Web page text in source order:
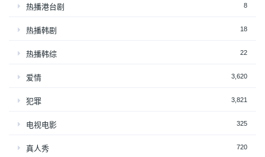
热播港台剧 8
热播韩剧 18
热播韩综 22
爱情 3,620
犯罪 3,821
电视电影 325
真人秀 720